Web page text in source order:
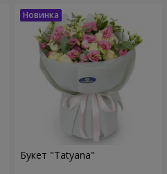
Букет "Tatyana"